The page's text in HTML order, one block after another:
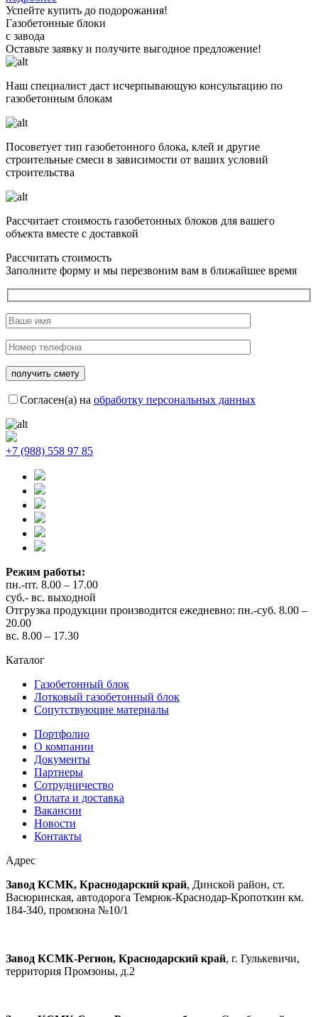
Успейте купить до подорожания!
Газобетонные блоки
с завода
Оставьте заявку и получите выгодное предложение!
Наш специалист даст исчерпывающую консультацию по
газобетонным блокам
Посоветует тип газобетонного блока, клей и другие
строительные смеси в зависимости от ваших условий
строительства
Рассчитает стоимость газобетонных блоков для вашего
объекта вместе с доставкой
Рассчитать стоимость
Заполните форму и мы перезвоним вам в ближайшее время
Согласен(а) на обработку персональных данных
+7 (988) 558 97 85
Режим работы:
пн.-пт. 8.00 – 17.00
суб.- вс. выходной
Отгрузка продукции производится ежедневно: пн.-суб. 8.00 –
20.00
вс. 8.00 – 17.30
Каталог
Газобетонный блок
Лотковый газобетонный блок
Сопутствующие материалы
Портфолио
О компании
Документы
Партнеры
Сотрудничество
Оплата и доставка
Вакансии
Новости
Контакты
Адрес
Завод КСМК, Краснодарский край, Динской район, ст.
Васюринская, автодорога Темрюк-Краснодар-Кропоткин км.
184-340, промзона №10/1
Завод КСМК-Регион, Краснодарский край, г. Гулькевичи,
территория Промзоны, д.2